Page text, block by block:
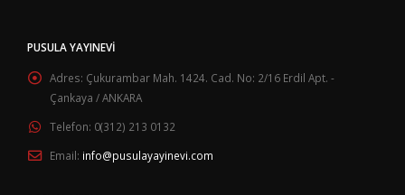
PUSULA YAYINEVI
Adres: Çukurambar Mah. 1424. Cad. No: 2/16 Erdil Apt. -
Çankaya / ANKARA
Telefon: 0(312) 213 0132
Email: info@pusulayayinevi.com